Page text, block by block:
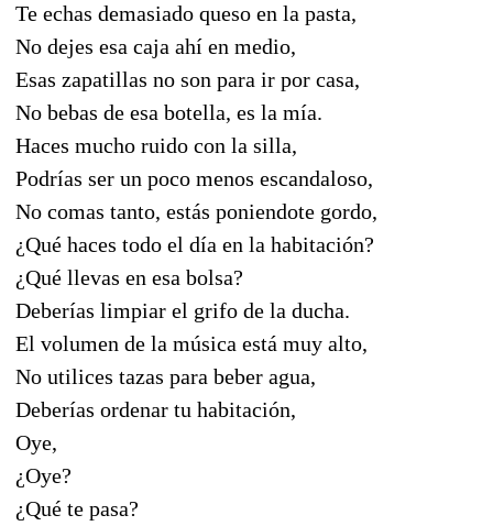
Te echas demasiado queso en la pasta,
No dejes esa caja ahí en medio,
Esas zapatillas no son para ir por casa,
No bebas de esa botella, es la mía.
Haces mucho ruido con la silla,
Podrías ser un poco menos escandaloso,
No comas tanto, estás poniendote gordo,
¿Qué haces todo el día en la habitación?
¿Qué llevas en esa bolsa?
Deberías limpiar el grifo de la ducha.
El volumen de la música está muy alto,
No utilices tazas para beber agua,
Deberías ordenar tu habitación,
Oye,
¿Oye?
¿Qué te pasa?